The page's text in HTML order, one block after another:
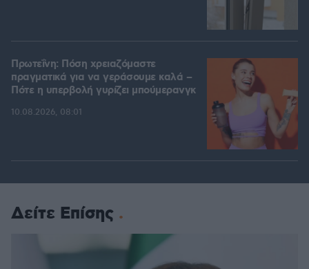
Πρωτεΐνη: Πόση χρειαζόμαστε
πραγματικά για να γεράσουμε καλά –
Πότε η υπερβολή γυρίζει μπούμερανγκ
10.08.2026, 08:01
Δείτε Επίσης